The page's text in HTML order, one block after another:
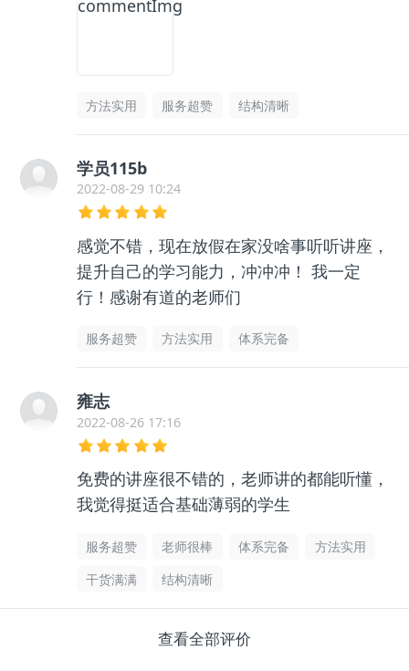
方法实用 服务超赞 结构清晰
学员115b
2022-08-29 10:24
感觉不错，现在放假在家没啥事听听讲座，
提升自己的学习能力，冲冲冲！ 我一定
行！感谢有道的老师们
服务超赞 方法实用 体系完备
雍志
2022-08-26 17:16
免费的讲座很不错的，老师讲的都能听懂，
我觉得挺适合基础薄弱的学生
服务超赞 老师很棒 体系完备
方法实用
干货满满
结构清晰
查看全部评价